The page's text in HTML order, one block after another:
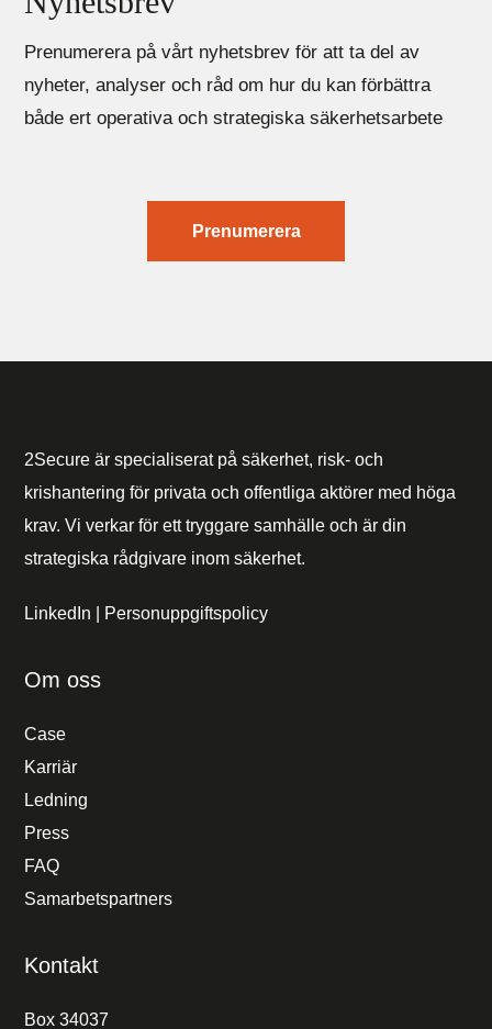
Prenumerera på vårt nyhetsbrev för att ta del av
nyheter, analyser och råd om hur du kan förbättra
både ert operativa och strategiska säkerhetsarbete
Prenumerera
2Secure är specialiserat på säkerhet, risk- och
krishantering för privata och offentliga aktörer med höga
krav. Vi verkar för ett tryggare samhälle och är din
strategiska rådgivare inom säkerhet.
LinkedIn Personuppgiftspolicy
Om oss
Case
Karriär
Ledning
Press
FAQ
Samarbetspartners
Kontakt
Box 34037